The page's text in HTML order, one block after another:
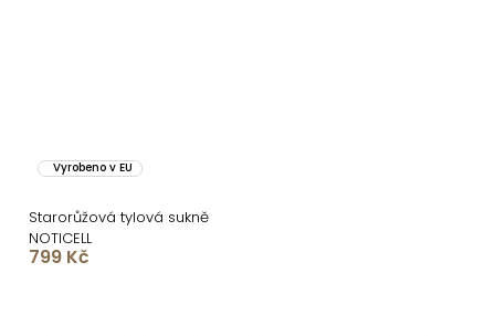
Vyrobeno v EU
Starorůžová tylová sukně
NOTICELL
799 Kč